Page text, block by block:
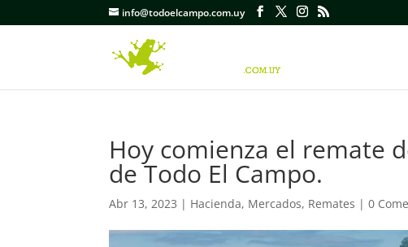
info@todoelcampo.com.uy
Hoy comienza el remate
de Todo El Campo.
Abr 13, 2023 | Hacienda, Mercados, Remates |0